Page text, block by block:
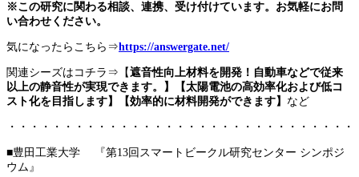
※この研究に関わる相談、連携、受け付けています。お気軽にお問
い合わせください。
気になったらこちら⇒https://answergate.net/
関連シーズはコチラ⇒【遮音性向上材料を開発！自動車などで従来
以上の静音性が実現できます。】【太陽電池の高効率化および低コ
スト化を目指します】【効率的に材料開発ができます】 など
・・・・・・・・・・・・・・・・・・・・・・・・・・・・・・
■豊田工業大学 『第13回スマートビークル研究センター シンポジ
ウム』